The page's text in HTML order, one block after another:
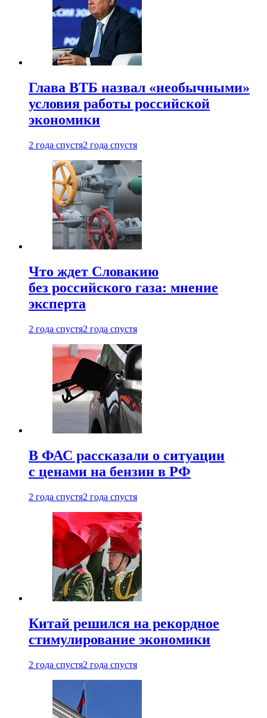
Глава ВТБ назвал «необычными»
условия работы российской
экономики
2 года спустя2 года спустя
Что ждет Словакию
без российского газа: мнение
эксперта
2 года спустя2 года спустя
В ФАС рассказали о ситуации
с ценами на бензин в РФ
2 года спустя2 года спустя
Китай решился на рекордное
стимулирование экономики
2 года спустя2 года спустя